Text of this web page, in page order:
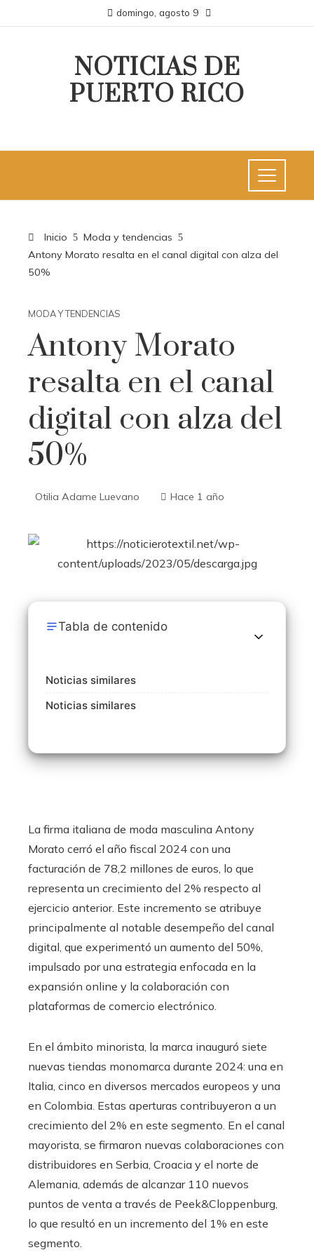
domingo, agosto 9
NOTICIAS DE
PUERTO RICO
Inicio
Moda y tendencias
Antony Morato resalta en el canal digital con alza del
50%
MODA Y TENDENCIAS
Antony Morato
resalta en el canal
digital con alza del
50%
Otilia Adame Luevano Hace 1 año
Tabla de contenido
Noticias similares
Noticias similares
La firma italiana de moda masculina Antony
Morato cerró el año fiscal 2024 con una
facturación de 78,2 millones de euros, lo que
representa un crecimiento del 2% respecto al
ejercicio anterior. Este incremento se atribuye
principalmente al notable desempeño del canal
digital, que experimentó un aumento del 50%,
impulsado por una estrategia enfocada en la
expansión online y la colaboración con
plataformas de comercio electrónico.
En el ámbito minorista, la marca inauguró siete
nuevas tiendas monomarca durante 2024: una en
Italia, cinco en diversos mercados europeos y una
en Colombia. Estas aperturas contribuyeron a un
crecimiento del 2% en este segmento. En el canal
mayorista, se firmaron nuevas colaboraciones con
distribuidores en Serbia, Croacia y el norte de
Alemania, además de alcanzar 110 nuevos
puntos de venta a través de Peek&Cloppenburg,
lo que resultó en un incremento del 1% en este
segmento.